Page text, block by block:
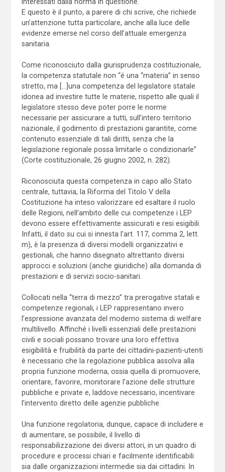
E questo è il punto, a parere di chi scrive, che richiede
un’attenzione tutta particolare, anche alla luce delle
evidenze emerse nel corso dell’attuale emergenza
sanitaria.
Come riconosciuto dalla giurisprudenza costituzionale,
la competenza statutale non “é una “materia” in senso
stretto, ma […]una competenza del legislatore statale
idonea ad investire tutte le materie, rispetto alle quali il
legislatore stesso deve poter porre le norme
necessarie per assicurare a tutti, sull’intero territorio
nazionale, il godimento di prestazioni garantite, come
contenuto essenziale di tali diritti, senza che la
legislazione regionale possa limitarle o condizionarle”
(Corte costituzionale, 26 giugno 2002, n. 282).
Riconosciuta questa competenza in capo allo Stato
centrale, tuttavia, la Riforma del Titolo V della
Costituzione ha inteso valorizzare ed esaltare il ruolo
delle Regioni, nell’ambito delle cui competenze i LEP
devono essere effettivamente assicurati e resi esigibili.
Infatti, il dato su cui si innesta l’art. 117, comma 2, lett.
m), è la presenza di diversi modelli organizzativi e
gestionali, che hanno disegnato altrettanto diversi
approcci e soluzioni (anche giuridiche) alla domanda di
prestazioni e di servizi socio-sanitari.
Collocati nella “terra di mezzo” tra prerogative statali e
competenze regionali, i LEP rappresentano invero
l’espressione avanzata del moderno sistema di welfare
multilivello. Affinché i livelli essenziali delle prestazioni
civili e sociali possano trovare una loro effettiva
esigibilità e fruibilità da parte dei cittadini-pazienti-utenti
è necessario che la regolazione pubblica assolva alla
propria funzione moderna, ossia quella di promuovere,
orientare, favorire, monitorare l’azione delle strutture
pubbliche e private e, laddove necessario, incentivare
l’intervento diretto delle agenzie pubbliche.
Una funzione regolatoria, dunque, capace di includere e
di aumentare, se possibile, il livello di
responsabilizzazione dei diversi attori, in un quadro di
procedure e processi chiari e facilmente identificabili
sia dalle organizzazioni intermedie sia dai cittadini. In